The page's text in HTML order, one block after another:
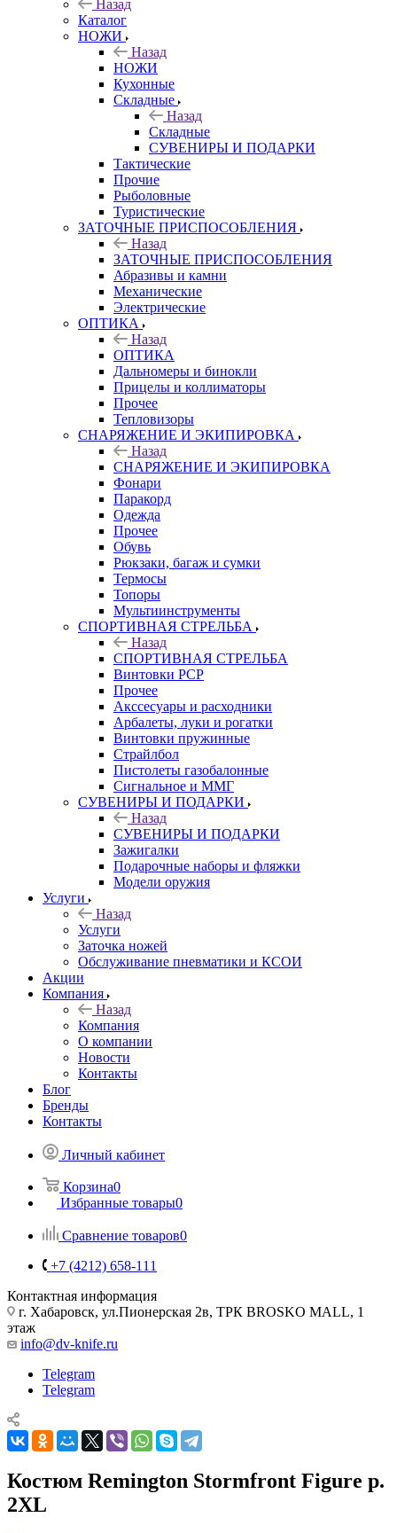
Назад
Каталог
НОЖИ
Назад
НОЖИ
Кухонные
Складные
Назад
Складные
СУВЕНИРЫ И ПОДАРКИ
Тактические
Прочие
Рыболовные
Туристические
ЗАТОЧНЫЕ ПРИСПОСОБЛЕНИЯ
Назад
ЗАТОЧНЫЕ ПРИСПОСОБЛЕНИЯ
Абразивы и камни
Механические
Электрические
ОПТИКА
Назад
ОПТИКА
Дальномеры и бинокли
Прицелы и коллиматоры
Прочее
Тепловизоры
СНАРЯЖЕНИЕ И ЭКИПИРОВКА
Назад
СНАРЯЖЕНИЕ И ЭКИПИРОВКА
Фонари
Паракорд
Одежда
Прочее
Обувь
Рюкзаки, багаж и сумки
Термосы
Топоры
Мультиинструменты
СПОРТИВНАЯ СТРЕЛЬБА
Назад
СПОРТИВНАЯ СТРЕЛЬБА
Винтовки PCP
Прочее
Акссесуары и расходники
Арбалеты, луки и рогатки
Винтовки пружинные
Страйлбол
Пистолеты газобалонные
Сигнальное и ММГ
СУВЕНИРЫ И ПОДАРКИ
Назад
СУВЕНИРЫ И ПОДАРКИ
Зажигалки
Подарочные наборы и фляжки
Модели оружия
Услуги
Назад
Услуги
Заточка ножей
Обслуживание пневматики и КСОИ
Акции
Компания
Назад
Компания
О компании
Новости
Контакты
Блог
Бренды
Контакты
Личный кабинет
Корзина0
Избранные товары0
Сравнение товаров0
+7 (4212) 658-111
Контактная информация
г. Хабаровск, ул.Пионерская 2в, ТРК BROSKO MALL, 1
этаж
info@dv-knife.ru
Telegram
Telegram
Костюм Remington Stormfront Figure р.
2XL